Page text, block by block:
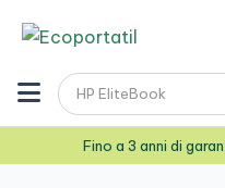
Fino a 3 anni di